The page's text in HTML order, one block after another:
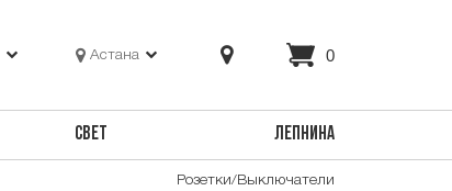
Астана 0
СВЕТ ЛЕПНИНА
Розетки/Выключатели